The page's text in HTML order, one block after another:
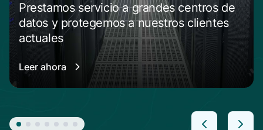
Prestamos servicio a grandes centros de
datos y protegemos a nuestros clientes
actuales
Leer ahora